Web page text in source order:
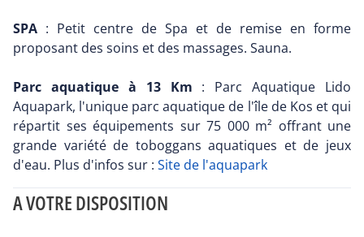
SPA : Petit centre de Spa et de remise en forme
proposant des soins et des massages. Sauna.
Parc aquatique à 13 Km : Parc Aquatique Lido
Aquapark, l'unique parc aquatique de l'île de Kos et qui
répartit ses équipements sur 75 000 m² offrant une
grande variété de toboggans aquatiques et de jeux
d'eau. Plus d'infos sur : Site de l'aquapark
A VOTRE DISPOSITION